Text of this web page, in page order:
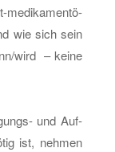
me­di­ka­men­tö­
wie sich sein
wird – keine
und Auf­
ist, neh­men